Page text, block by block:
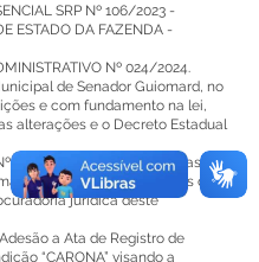
SRP Nº 106/2023 -
ESTADO DA FAZENDA -
Nº 024/2024.
de Senador Guiomard, no
e com fundamento na lei,
alterações e o Decreto Estadual
7.477/2014, Art. 11, § 1º e suas
positiva através de
jurídica deste
a Ata de Registro de
“CARONA” visando a